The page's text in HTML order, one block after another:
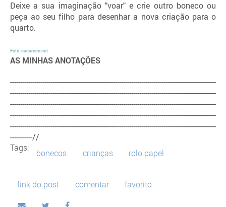
Deixe a sua imaginação "voar" e crie outro boneco ou
peça ao seu filho para desenhar a nova criação para o
quarto.
Foto. cacareco.net
AS MINHAS ANOTAÇÕES
------------------------------------------------------------------------------------------------------
------------------------------------------------------------------------------------------------------
------------------------------------------------------------------------------------------------------
------------------------------------------------------------------------------------------------------
------------------------------------------------------------------------------------------------------
-----------//
Tags:
bonecos crianças rolo papel
link do post comentar favorito